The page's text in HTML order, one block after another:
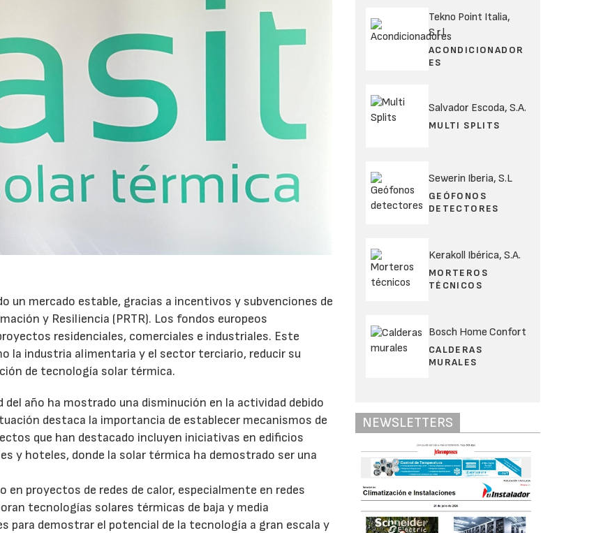
un mercado estable, gracias a incentivos y subvenciones de
y Resiliencia (PRTR). Los fondos europeos
residenciales, comerciales e industriales. Este
la industria alimentaria y el sector terciario, reducir su
de tecnología solar térmica.
año ha mostrado una disminución en la actividad debido
destaca la importancia de establecer mecanismos de
que han destacado incluyen iniciativas en edificios
y hoteles, donde la solar térmica ha demostrado ser una
proyectos de redes de calor, especialmente en redes
tecnologías solares térmicas de baja y media
demostrar el potencial de la tecnología a gran escala y
Tekno Point Italia,
S.r.l.
ACONDICIONADOR
ES
Salvador Escoda, S.A.
MULTI SPLITS
Sewerin Iberia, S.L
GEÓFONOS
DETECTORES
Kerakoll Ibérica, S.A.
MORTEROS
TÉCNICOS
Bosch Home Confort
CALDERAS
MURALES
NEWSLETTERS